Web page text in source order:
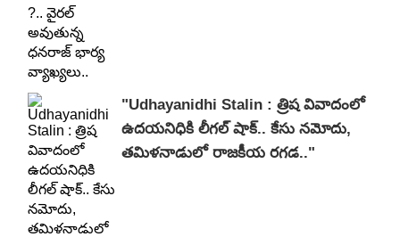
"Udhayanidhi Stalin : త్రిష వివాదంలో
ఉదయనిధికి లీగల్ షాక్.. కేసు నమోదు,
తమిళనాడులో రాజకీయ రగడ.."